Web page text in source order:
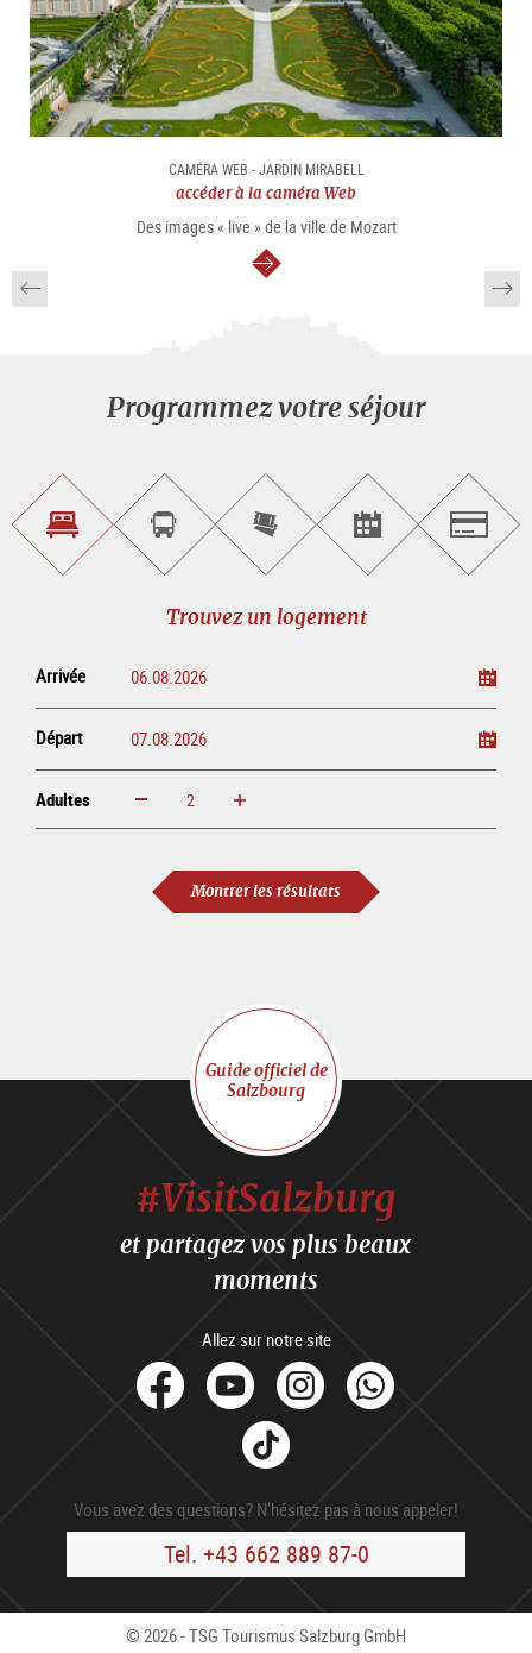
CAMÉRA WEB - JARDIN MIRABELL
accéder à la caméra Web
Des images « live » de la ville de Mozart
Continuer
Programmez votre séjour
Trouvez
un
logement
Réservez
un
tour
Achetez
les
billets
ligne
Trouvez
des
manifestations
Trouvez un logement
Arrivée
Départ
Adultes Augmenter Réduire
Montrer les résultats
Guide officiel de
Salzbourg
#VisitSalzburg
et partagez vos plus beaux
moments
Allez sur notre site
facebook
YoutubeInstagram
Tik
Tok
Vous avez des questions? N’hésitez pas à nous appeler!
Tel. +43 662 889 87-0
© 2026 - TSG Tourismus Salzburg GmbH